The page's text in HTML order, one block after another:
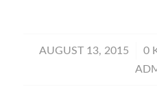
AUGUST 13, 2015
/ 0